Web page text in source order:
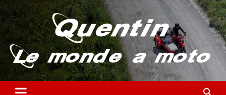
Aller
au
contenu
Quentin – Le monde à moto
Partez à la découverte du monde en vieille bécane